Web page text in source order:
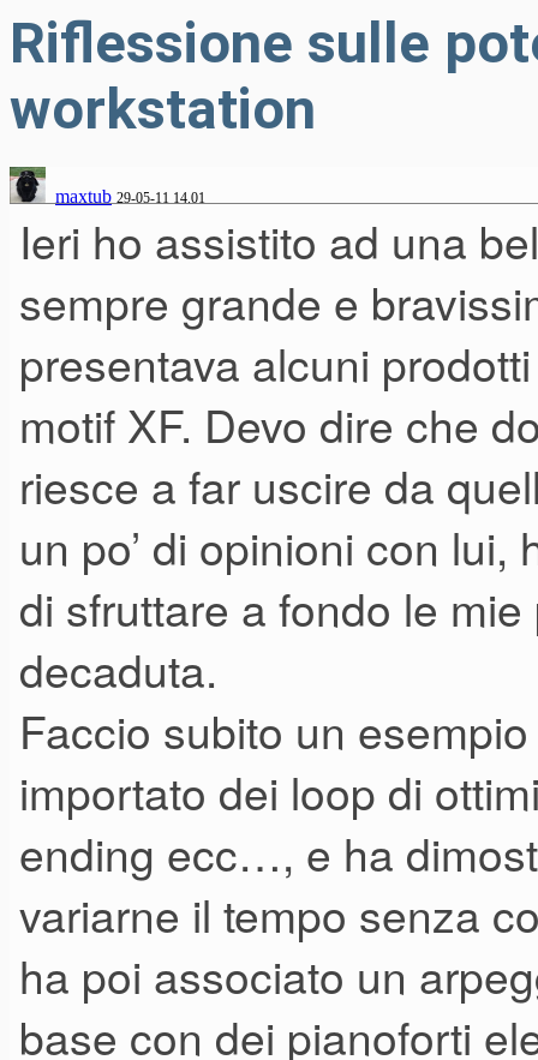
Riflessione sulle
workstation
maxtub 29-05-11 14.01
Ieri ho assistito ad una
sempre grande e
presentava alcuni
motif XF. Devo dire che
riesce a far uscire da
un po’ di opinioni con
di sfruttare a fondo le
decaduta.
Faccio subito un
importato dei loop di
ending ecc…, e ha
variarne il tempo senza
ha poi associato un
base con dei pianoforti